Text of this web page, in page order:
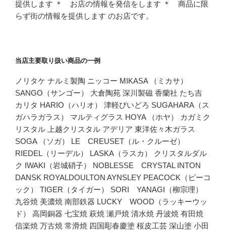
提供します ＊ お店の情報を発信をします ＊ 商品に限
らず街の情報を提供します のお店です。
当店主要取り扱い商品の一例
ノリタケ ナルミ製陶 ニッコー MIKASA （ミカサ）
SANGO（サンゴー） 大倉陶苑 深川製磁 香蘭社 たち吉
カリタ HARIO（ハリオ） 津軽びいどろ SUGAHARA（ス
ガハラガラス） マルティグラス HOYA （ホヤ） カガミク
リスタル 上越クリスタル アデリア 東洋佐々木ガラス
SOGA （ソガ） LE CREUSET（ル・クルーゼ）
RIEDEL（リーデル） LASKA（ラスカ） クリスタルダル
ク IWAKI（岩城硝子） NOBLESSE CRYSTAL INTON
DANSK ROYALDOULTON AYNSLEY PEACOCK（ピーコ
ック） TIGER（タイガー） SORI YANAGI（柳宗理）
九谷焼 美濃焼 南部鉄器 LUCKY WOOD（ラッキーウッ
ド） 高岡銅器 七宝焼 萩焼 瀬戸焼 清水焼 丹波焼 有田焼
信楽焼 万古焼 常滑焼 四国彫春慶塗 桜皮工芸 深山塗 小田